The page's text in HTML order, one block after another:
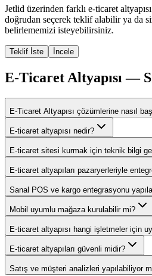
Jetlid üzerinden farklı e-ticaret altyapısı
doğrudan seçerek teklif alabilir ya da
belirlememizi isteyebilirsiniz.
Teklif İste İncele
E-Ticaret Altyapısı —
E-Ticaret Altyapısı çözümlerine nasıl
E-ticaret altyapısı nedir?
E-ticaret sitesi kurmak için teknik bilgi
E-ticaret altyapıları pazaryerleriyle
Sanal POS ve kargo entegrasyonu
Mobil uyumlu mağaza kurulabilir mi?
E-ticaret altyapısı hangi işletmeler için
E-ticaret altyapıları güvenli midir?
Satış ve müşteri analizleri yapılabiliyor